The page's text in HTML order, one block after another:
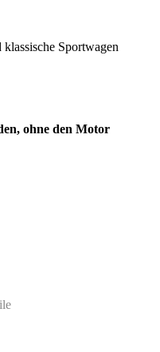
Sportwagen
ohne den Motor